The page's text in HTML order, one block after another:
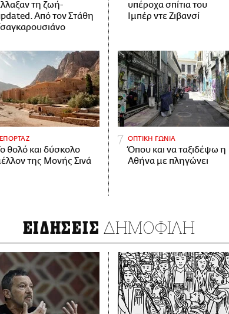
τη ζωή-
Aπό τον Στάθη
υπέροχα σπίτια του
Ιμπέρ ντε Ζιβανσί
θολό και δύσκολο
της Μονής Σινά
ΟΠΤΙΚΗ ΓΩΝΙΑ
Όπου και να ταξιδέψω η
Αθήνα με πληγώνει
ΕΙΔΗΣΕΙΣ ΔΗΜΟΦΙΛΗ